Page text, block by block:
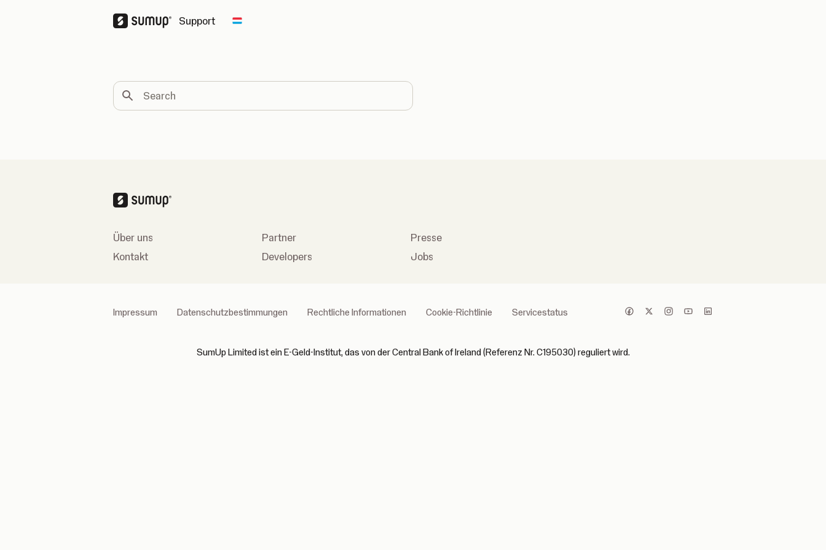
Support Change country
Search
Über uns
Kontakt
Partner
Developers
Presse
Jobs
Impressum Datenschutzbestimmungen Rechtliche Informationen Cookie-Richtlinie Servicestatus
SumUp Limited ist ein E-Geld-Institut, das von der Central Bank of Ireland (Referenz Nr. C195030) reguliert wird.